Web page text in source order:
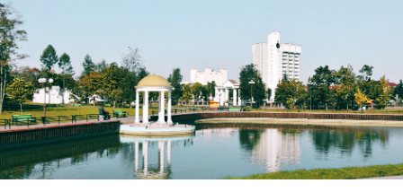
Перейти
к
содержанию